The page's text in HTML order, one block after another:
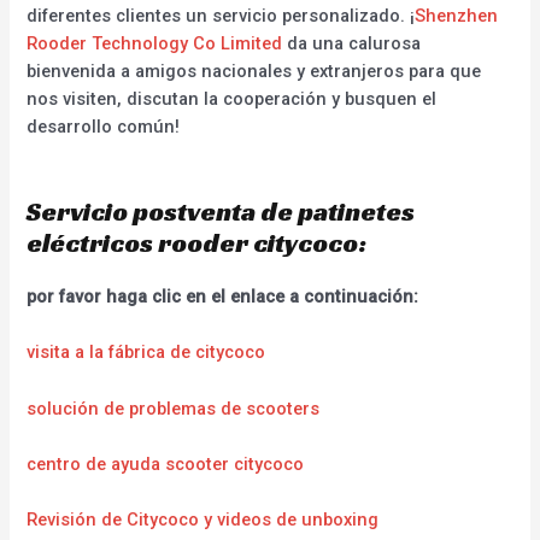
diferentes clientes un servicio personalizado. ¡Shenzhen
Rooder Technology Co Limited da una calurosa
bienvenida a amigos nacionales y extranjeros para que
nos visiten, discutan la cooperación y busquen el
desarrollo común!
Servicio postventa de patinetes
eléctricos rooder citycoco:
por favor haga clic en el enlace a continuación:
visita a la fábrica de citycoco
solución de problemas de scooters
centro de ayuda scooter citycoco
Revisión de Citycoco y videos de unboxing